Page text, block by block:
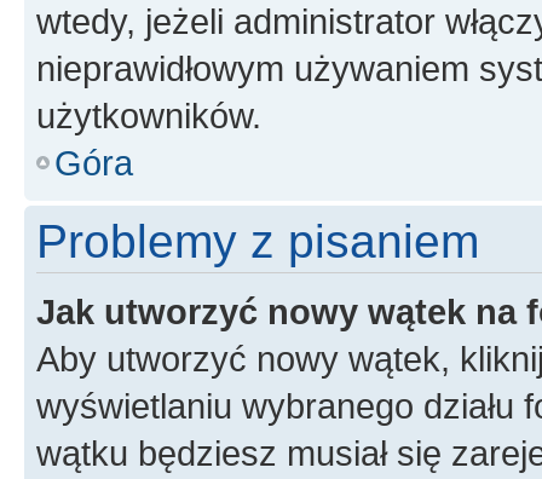
wtedy, jeżeli administrator
nieprawidłowym używaniem
użytkowników.
Góra
Problemy z pisaniem
Jak utworzyć nowy wątek na
Aby utworzyć nowy wątek,
wyświetlaniu wybranego działu
wątku będziesz musiał się